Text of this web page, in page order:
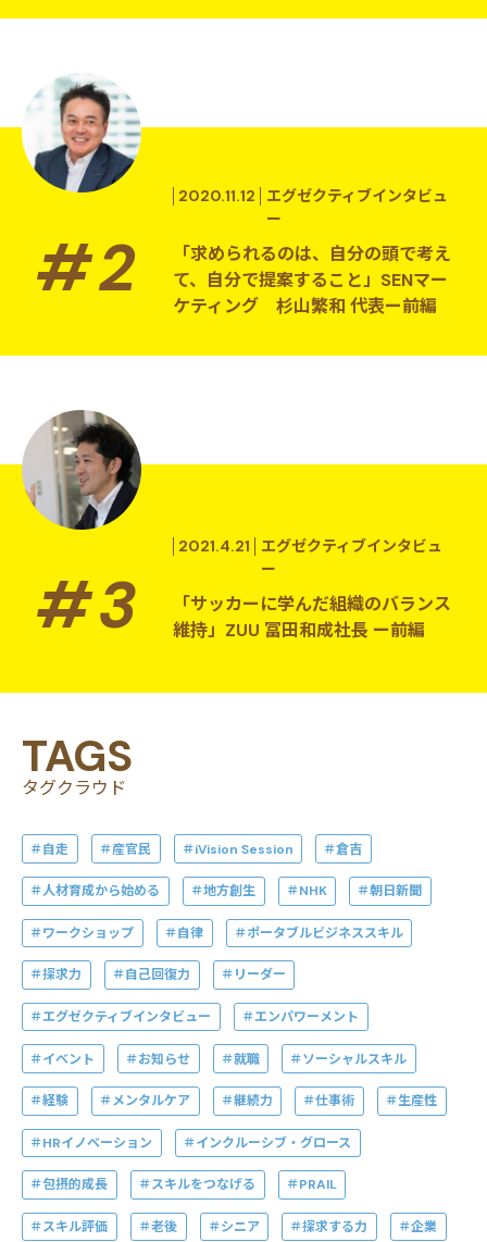
「求められるのは、自分の頭で考え
て、自分で提案すること」SENマー
ケティング 杉山繁和 代表ー前編
エグゼクティブインタビュ
ー
2020.11.12
「サッカーに学んだ組織のバランス
維持」ZUU 冨田和成社長 ー前編
エグゼクティブインタビュ
ー
2021.4.21
TAGS
タグクラウド
自走 産官民 iVision Session 倉吉
人材育成から始める 地方創生 NHK 朝日新聞
ワークショップ 自律 ポータブルビジネススキル
探求力 自己回復力 リーダー
エグゼクティブインタビュー エンパワーメント
イベント お知らせ 就職 ソーシャルスキル
経験 メンタルケア 継続力 仕事術 生産性
HRイノベーション インクルーシブ・グロース
包摂的成長 スキルをつなげる PRAIL
スキル評価 老後 シニア 探求する力 企業